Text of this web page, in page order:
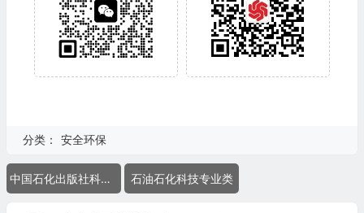
分类： 安全环保
中国石化出版社科技图书 石油石化科技专业类